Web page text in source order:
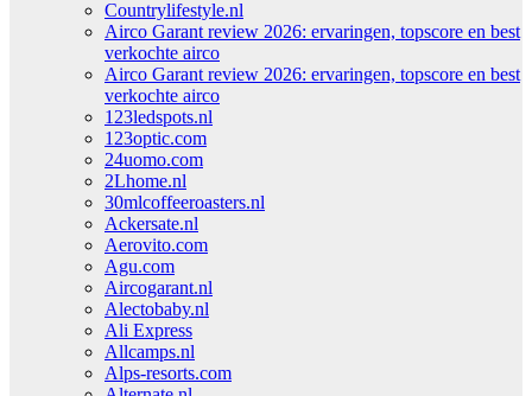
Countrylifestyle.nl
Airco Garant review 2026: ervaringen, topscore en best
verkochte airco
Airco Garant review 2026: ervaringen, topscore en best
verkochte airco
123ledspots.nl
123optic.com
24uomo.com
2Lhome.nl
30mlcoffeeroasters.nl
Ackersate.nl
Aerovito.com
Agu.com
Aircogarant.nl
Alectobaby.nl
Ali Express
Allcamps.nl
Alps-resorts.com